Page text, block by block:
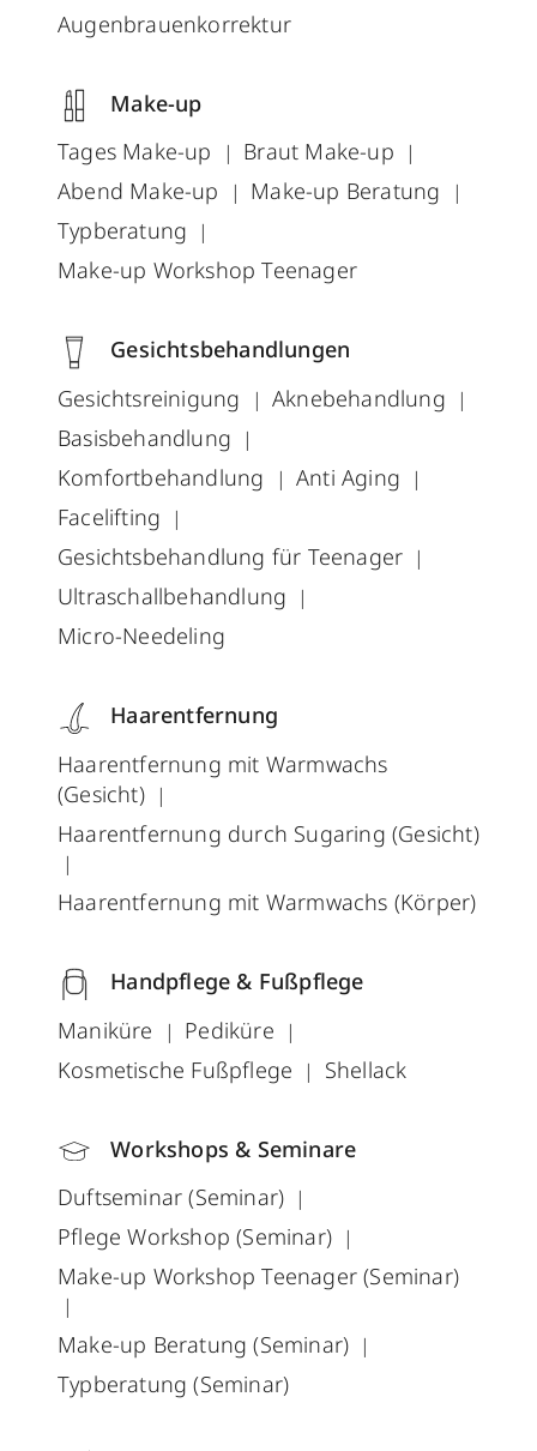
Augenbrauenkorrektur
Make-up
Tages Make-up
Braut Make-up
Abend Make-up
Make-up Beratung
Typberatung
Make-up Workshop Teenager
Gesichtsbehandlungen
Gesichtsreinigung
Aknebehandlung
Basisbehandlung
Komfortbehandlung
Anti Aging
Facelifting
Gesichtsbehandlung für Teenager
Ultraschallbehandlung
Micro-Needeling
Haarentfernung
Haarentfernung mit Warmwachs
(Gesicht)
Haarentfernung durch Sugaring (Gesicht)
Haarentfernung mit Warmwachs (Körper)
Handpflege & Fußpflege
Maniküre
Pediküre
Kosmetische Fußpflege
Shellack
Workshops & Seminare
Duftseminar (Seminar)
Pflege Workshop (Seminar)
Make-up Workshop Teenager (Seminar)
Make-up Beratung (Seminar)
Typberatung (Seminar)